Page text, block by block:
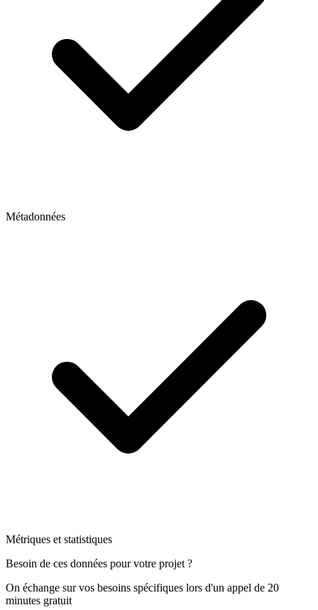
Métadonnées
Métriques et statistiques
Besoin de ces données pour votre projet ?
On échange sur vos besoins spécifiques lors d'un appel de 20
minutes gratuit